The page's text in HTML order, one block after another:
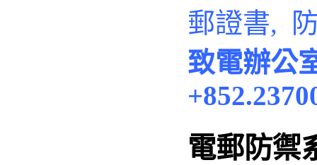
郵證書,
致電辦公
電郵防禦